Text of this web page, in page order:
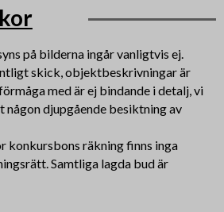
på bilderna ingår vanligtvis ej.
skick, objektbeskrivningar är
med är ej bindande i detalj, vi
någon djupgående besiktning av
konkursbons räkning finns inga
Samtliga lagda bud är